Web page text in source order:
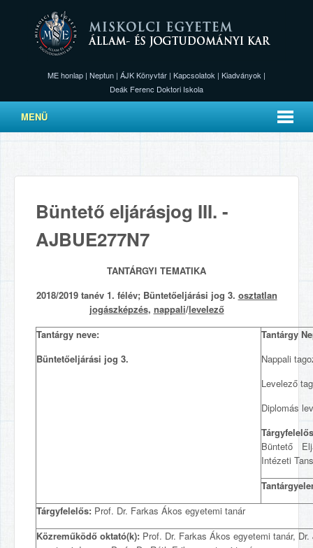
ME honlap | Neptun | ÁJK Könyvtár | Kapcsolatok | Kiadványok |
Deák Ferenc Doktori Iskola
MENÜ
Büntető eljárásjog III. -
AJBUE277N7
TANTÁRGYI TEMATIKA
2018/2019 tanév 1. félév; Büntetőeljárási jog 3. osztatlan
jogászképzés, nappali/levelező
Tantárgy neve:
Büntetőeljárási jog 3.
Tantárgy
Nappali
Levelező
Diplomás
Büntető
Intézeti
Tárgyfelelős: Prof. Dr. Farkas Ákos egyetemi tanár
Közreműködő oktató(k): Prof. Dr. Farkas Ákos egyetemi tanár,